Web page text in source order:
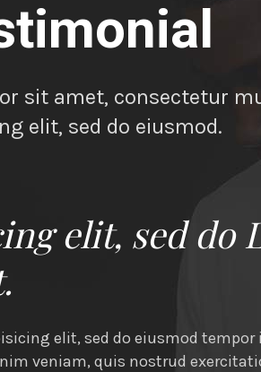
sit amet, consectetur
elit, sed do eiusmod.
elit, sed do
elit, sed do eiusmod
veniam, quis nostrud